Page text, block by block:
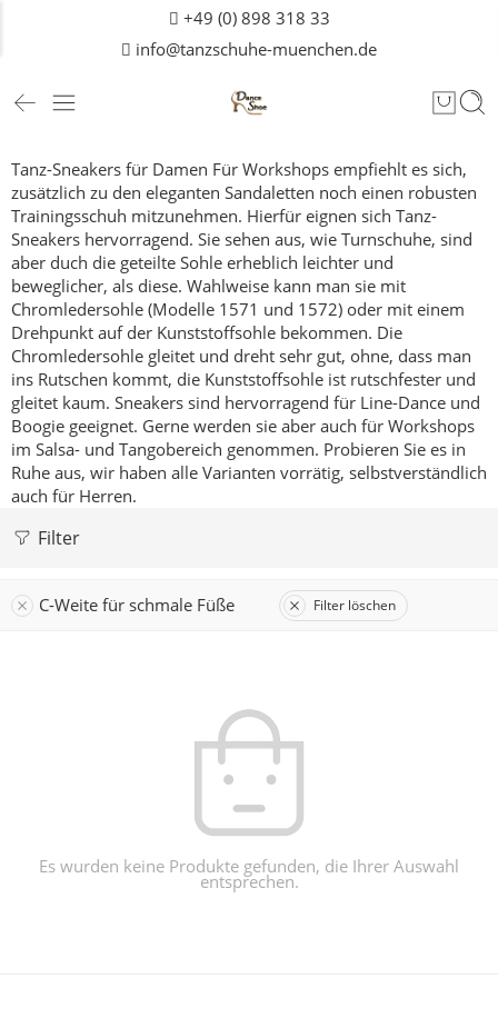
+49 (0) 898 318 33
info@tanzschuhe-muenchen.de
Tanz-Sneakers für Damen Für Workshops empfiehlt es sich,
zusätzlich zu den eleganten Sandaletten noch einen robusten
Trainingsschuh mitzunehmen. Hierfür eignen sich Tanz-
Sneakers hervorragend. Sie sehen aus, wie Turnschuhe, sind
aber duch die geteilte Sohle erheblich leichter und
beweglicher, als diese. Wahlweise kann man sie mit
Chromledersohle (Modelle 1571 und 1572) oder mit einem
Drehpunkt auf der Kunststoffsohle bekommen. Die
Chromledersohle gleitet und dreht sehr gut, ohne, dass man
ins Rutschen kommt, die Kunststoffsohle ist rutschfester und
gleitet kaum. Sneakers sind hervorragend für Line-Dance und
Boogie geeignet. Gerne werden sie aber auch für Workshops
im Salsa- und Tangobereich genommen. Probieren Sie es in
Ruhe aus, wir haben alle Varianten vorrätig, selbstverständlich
auch für Herren.
Filter
C-Weite für schmale Füße Filter löschen
Es wurden keine Produkte gefunden, die Ihrer Auswahl
entsprechen.